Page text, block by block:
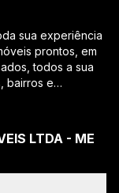
sua experiência
prontos, em
todos a sua
bairros e
responder-lhe
terrenos,
lhe
LTDA - ME